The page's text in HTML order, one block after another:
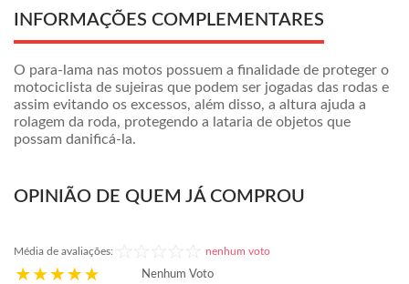
INFORMAÇÕES COMPLEMENTARES
O para-lama nas motos possuem a finalidade de proteger o
motociclista de sujeiras que podem ser jogadas das rodas e
assim evitando os excessos, além disso, a altura ajuda a
rolagem da roda, protegendo a lataria de objetos que
possam danificá-la.
OPINIÃO DE QUEM JÁ COMPROU
Média de avaliações: nenhum voto
Nenhum Voto